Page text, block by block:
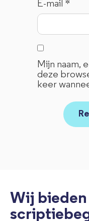
E-mail*
Mijn naam,
deze
keer
Wij bieden